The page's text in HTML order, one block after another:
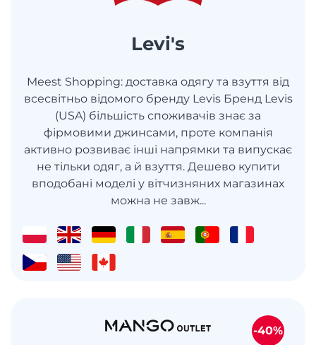
Levi's
Meest Shopping: доставка одягу та взуття від
всесвітньо відомого бренду Levis Бренд Levis
(USA) більшість споживачів знає за
фірмовими джинсами, проте компанія
активно розвиває інші напрямки та випускає
не тільки одяг, а й взуття. Дешево купити
вподобані моделі у вітчизняних магазинах
можна не завж...
-40%